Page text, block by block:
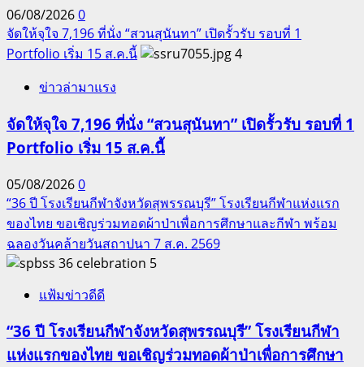
06/08/20260
จัดให้จุใจ 7,196 ที่นั่ง “สวนสุนันทา” เปิดรั้วรับ รอบที่ 1
Portfolio เริ่ม 15 ส.ค.นี้
4
ข่าวล่ามาแรง
จัดให้จุใจ 7,196 ที่นั่ง “สวนสุนันทา” เปิดรั้วรับ รอบที่ 1
Portfolio เริ่ม 15 ส.ค.นี้
05/08/20260
“36 ปี โรงเรียนกีฬาจังหวัดสุพรรณบุรี” โรงเรียนกีฬาแห่งแรก
ของไทย ขอเชิญร่วมทอดผ้าป่าเพื่อการศึกษาและกีฬา พร้อม
ฉลองวันคล้ายวันสถาปนา 7 ส.ค. 2569
5
แฟ้มข่าวดีดี
“36 ปี โรงเรียนกีฬาจังหวัดสุพรรณบุรี” โรงเรียนกีฬา
แห่งแรกของไทย ขอเชิญร่วมทอดผ้าป่าเพื่อการศึกษา